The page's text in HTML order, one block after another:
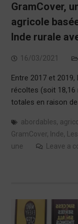
GramCover,
agricole
Inde rurale
16/03/2021
Entre 2017 et
récoltes (soit 18,16
totales en raison
abordables,
GramCover, Inde, Les
une
Leave a